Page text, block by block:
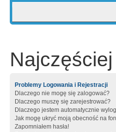
Problemy Logowania i Rejestracji
Dlaczego nie mogę się zalogować?
Dlaczego muszę się zarejestrować?
Dlaczego jestem automatycznie
Jak mogę ukryć moją obecność na
Zapomniałem hasła!